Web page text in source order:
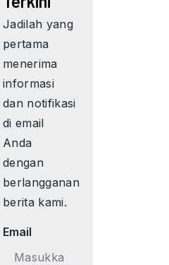
Jadilah yang
pertama
menerima
informasi
dan notifikasi
di email
Anda
dengan
berlangganan
berita kami.
Email